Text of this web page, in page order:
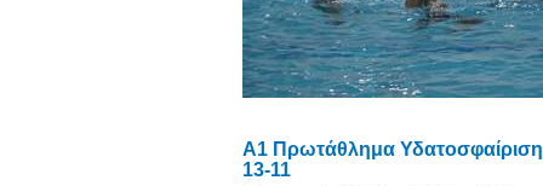
A1 Πρωτάθλημα
13-11